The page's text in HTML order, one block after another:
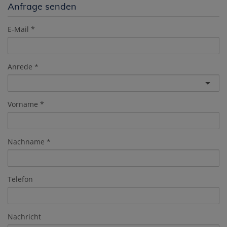
Anfrage senden
E-Mail
Anrede
Vorname
Nachname
Telefon
Nachricht